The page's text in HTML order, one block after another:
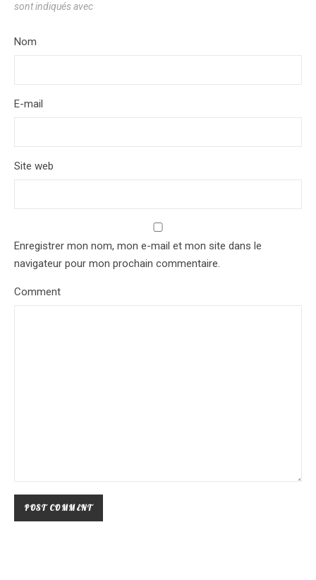
sont indiqués avec
Nom
E-mail
Site web
Enregistrer mon nom, mon e-mail et mon site dans le
navigateur pour mon prochain commentaire.
Comment